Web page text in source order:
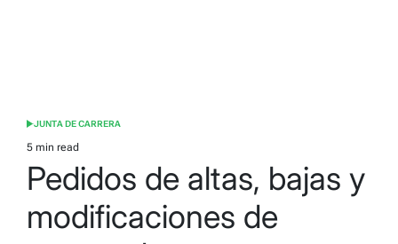
POSTED
IN
JUNTA DE CARRERA
Estimated
read
time
5 min read
Pedidos de altas, bajas y
modificaciones de